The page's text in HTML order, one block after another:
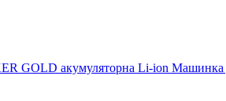
GOLD акумуляторна Li-ion Машинка